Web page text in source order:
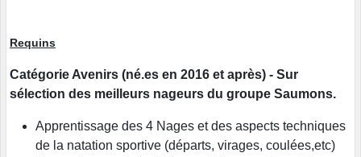
Requins
Catégorie Avenirs (né.es en 2016 et après) - Sur
sélection des meilleurs nageurs du groupe Saumons.
Apprentissage des 4 Nages et des aspects techniques
de la natation sportive (départs, virages, coulées,etc)